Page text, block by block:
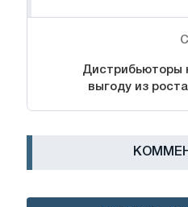
Дистрибьюторы
выгоду из